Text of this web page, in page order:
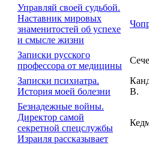
Управляй своей судьбой.
Наставник мировых
знаменитостей об успехе
и смысле жизни
Записки русского
профессора от медицины
Записки психиатра.
История моей болезни
В.
Безнадежные войны.
Директор самой
секретной спецслужбы
Израиля рассказывает